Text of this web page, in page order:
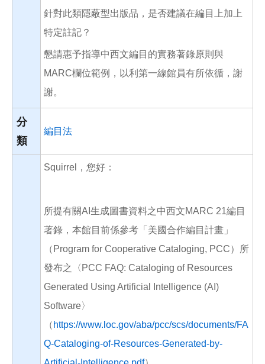
針對此類隱蔽型出版品，是否建議在編目上加上
特定註記？
懇請惠予指導中西文編目的實務著錄原則與
MARC欄位範例，以利第一線館員有所依循，謝
謝。
分
類
編目法
Squirrel，您好：
所提有關AI生成圖書資料之中西文MARC 21編目
著錄，本館目前係參考「美國合作編目計畫」
（Program for Cooperative Cataloging, PCC）所
發布之〈PCC FAQ: Cataloging of Resources
Generated Using Artificial Intelligence (AI)
Software〉
（ https://www.loc.gov/aba/pcc/scs/documents/FA
Q-Cataloging-of-Resources-Generated-by-